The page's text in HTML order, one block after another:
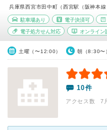
兵庫県西宮市田中町（西宮駅（阪神本
駐車場あり 電子決済可
電子処方せん対応 オンライン
土曜（〜12:00） 朝（8:30〜
10件
アクセス数 7